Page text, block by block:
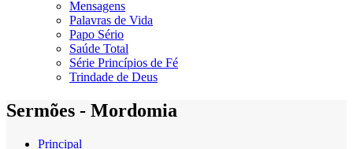
Mensagens
Palavras de Vida
Papo Sério
Saúde Total
Série Princípios de Fé
Trindade de Deus
Sermões - Mordomia
Principal